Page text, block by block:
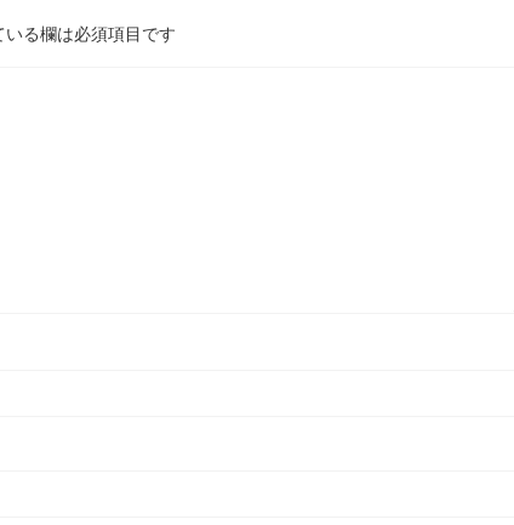
いる欄は必須項目です